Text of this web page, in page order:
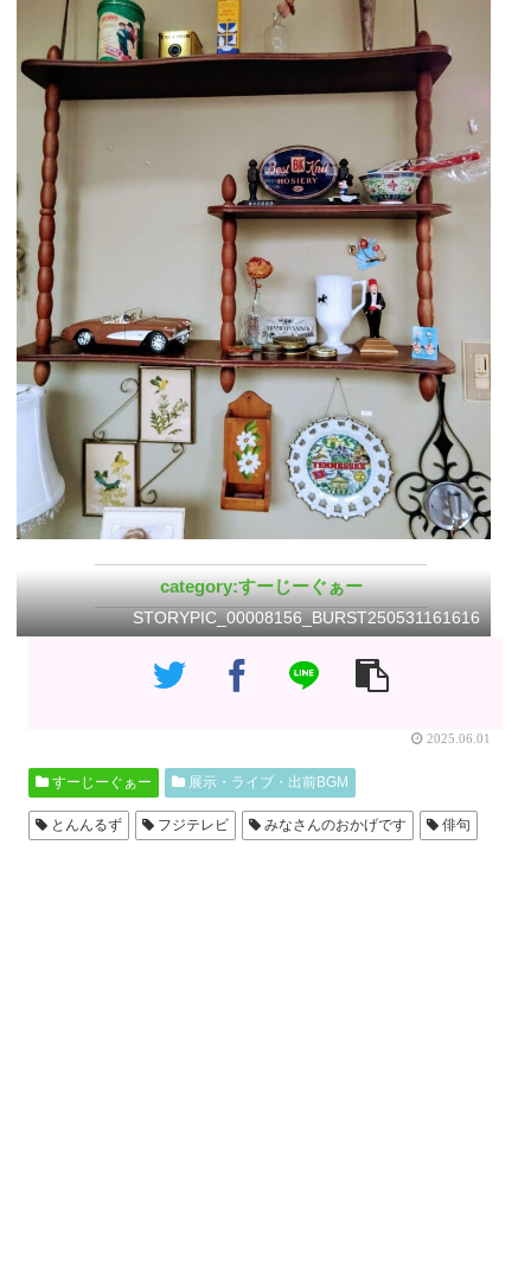
すーじーぐぁー
STORYPIC_00008156_BURST250531161616
2025.06.01
すーじーぐぁー 展示・ライブ・出前BGM
とんんるず フジテレビ みなさんのおかげです 俳句